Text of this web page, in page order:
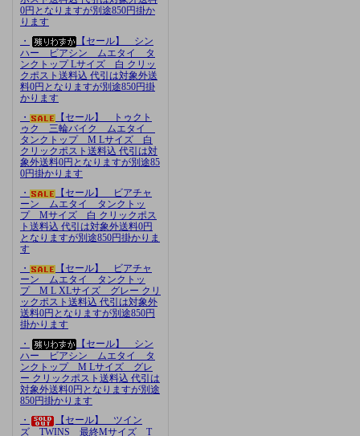
0円となりますが別途850円掛か
ります
・
【セール】 シン
ハー ビアシン ムエタイ タ
ンクトップ Lサイズ 白 クリッ
クポスト送料込 代引は対象外送
料0円となりますが別途850円掛
かります
・
【セール】 トゥクト
ゥク 三輪バイク ムエタイ
タンクトップ M Lサイズ 白
クリックポスト送料込 代引は対
象外送料0円となりますが別途85
0円掛かります
・
【セール】 ビアチャ
ーン ムエタイ タンクトッ
プ Mサイズ 白 クリックポス
ト送料込 代引は対象外送料0円
となりますが別途850円掛かりま
す
・
【セール】 ビアチャ
ーン ムエタイ タンクトッ
プ M L XLサイズ グレー クリ
ックポスト送料込 代引は対象外
送料0円となりますが別途850円
掛かります
・
【セール】 シン
ハー ビアシン ムエタイ タ
ンクトップ M Lサイズ グレ
ー クリックポスト送料込 代引は
対象外送料0円となりますが別途
850円掛かります
・
【セール】 ツイン
ズ TWINS 最終Mサイズ T